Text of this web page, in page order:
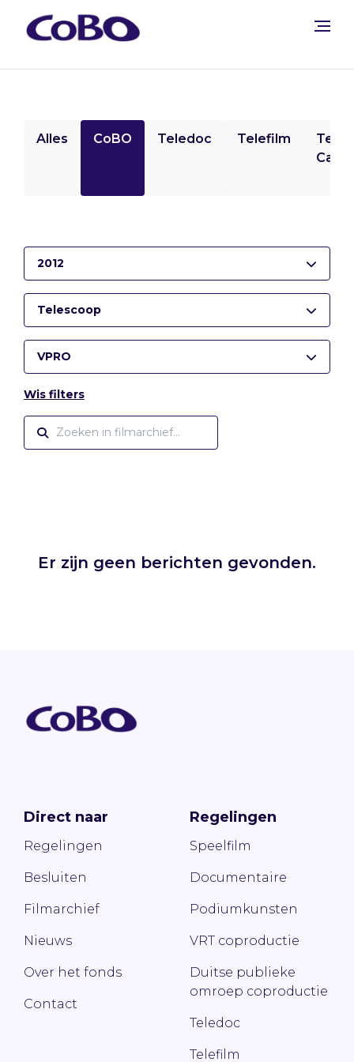
Alles CoBO Teledoc Telefilm
2012
Telescoop
VPRO
Wis filters
Er zijn geen berichten gevonden.
Direct naar
Regelingen
Besluiten
Filmarchief
Nieuws
Over het fonds
Contact
Regelingen
Speelfilm
Documentaire
Podiumkunsten
VRT coproductie
Duitse publieke
omroep coproductie
Teledoc
Telefilm